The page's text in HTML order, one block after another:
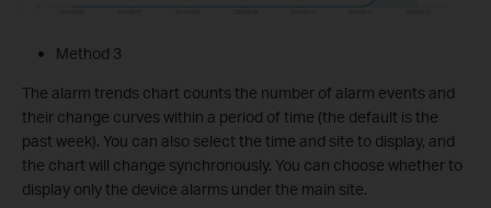
Method 3
The alarm trends chart counts the number of alarm events and
their change curves within a period of time (the default is the
past week). You can also select the time and site to display, and
the chart will change synchronously. You can choose whether to
display only the device alarms under the main site.